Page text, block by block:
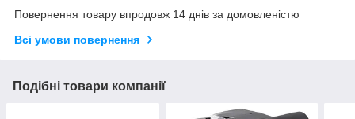
Повернення товару впродовж 14 днів за домовленістю
Всі умови повернення
Подібні товари компанії